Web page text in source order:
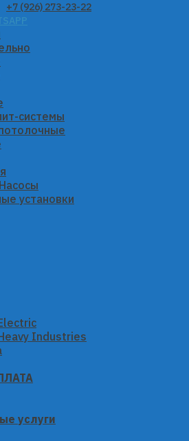
+7 (926) 273-23-22
системы
установки
Industries
услуги